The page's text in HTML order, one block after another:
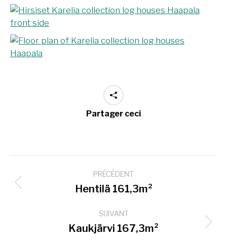
Partager ceci
de
commentaire
PRÉCÉDENT
Onglet
Hentilä 161,3m²
SUIVANT
Projets
Kaukjärvi 167,3m²